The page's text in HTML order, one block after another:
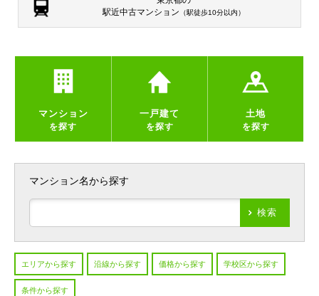
駅近中古マンション （駅徒歩10分以内）
マンション
を探す
一戸建て
を探す
土地
を探す
マンション名から探す
検索
エリアから探す 沿線から探す 価格から探す 学校区から探す
条件から探す